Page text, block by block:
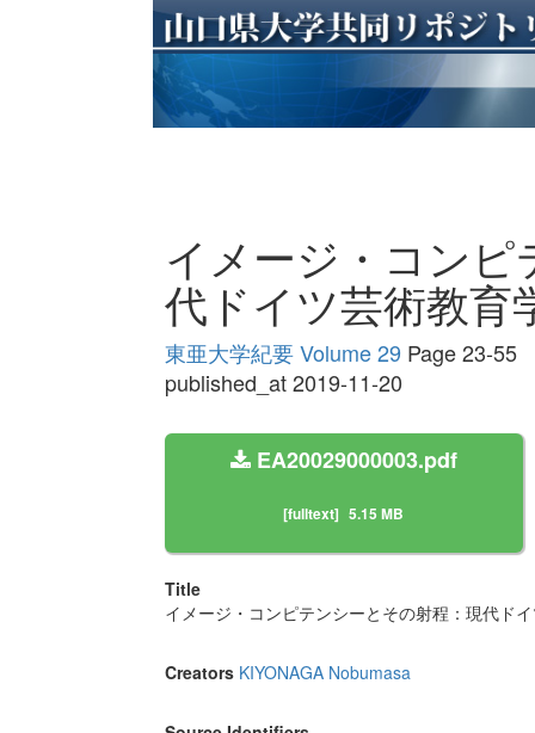
イメージ・コン
代ドイツ芸術教育
東亜大学紀要 Volume 29 Page 23-55
published_at 2019-11-20
EA20029000003.pdf
[fulltext] 5.15 MB
Title
イメージ・コンピテンシーとその射程：現代ド
Creators KIYONAGA Nobumasa